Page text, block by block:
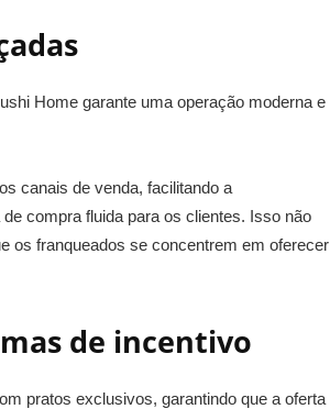
Home garante uma operação moderna e
canais de venda, facilitando a
compra fluida para os clientes. Isso não
os franqueados se concentrem em oferecer
de incentivo
pratos exclusivos, garantindo que a oferta